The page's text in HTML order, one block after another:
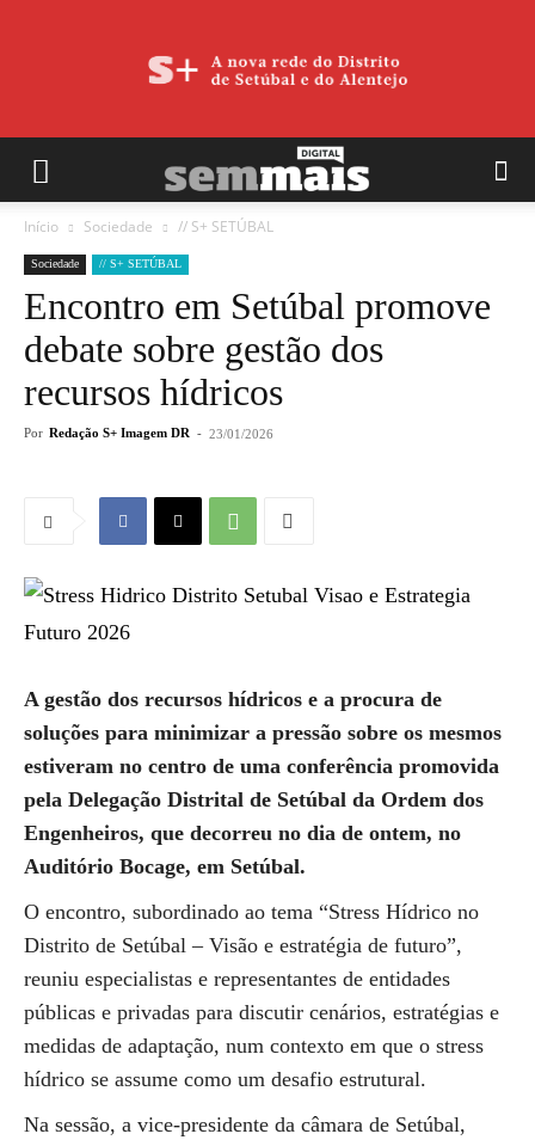
Início Sociedade // S+ SETÚBAL
Sociedade // S+ SETÚBAL
Encontro em Setúbal promove
debate sobre gestão dos
recursos hídricos
Por Redação S+ Imagem DR - 23/01/2026
A gestão dos recursos hídricos e a procura de
soluções para minimizar a pressão sobre os mesmos
estiveram no centro de uma conferência promovida
pela Delegação Distrital de Setúbal da Ordem dos
Engenheiros, que decorreu no dia de ontem, no
Auditório Bocage, em Setúbal.
O encontro, subordinado ao tema “Stress Hídrico no
Distrito de Setúbal – Visão e estratégia de futuro”,
reuniu especialistas e representantes de entidades
públicas e privadas para discutir cenários, estratégias e
medidas de adaptação, num contexto em que o stress
hídrico se assume como um desafio estrutural.
Na sessão, a vice-presidente da câmara de Setúbal,